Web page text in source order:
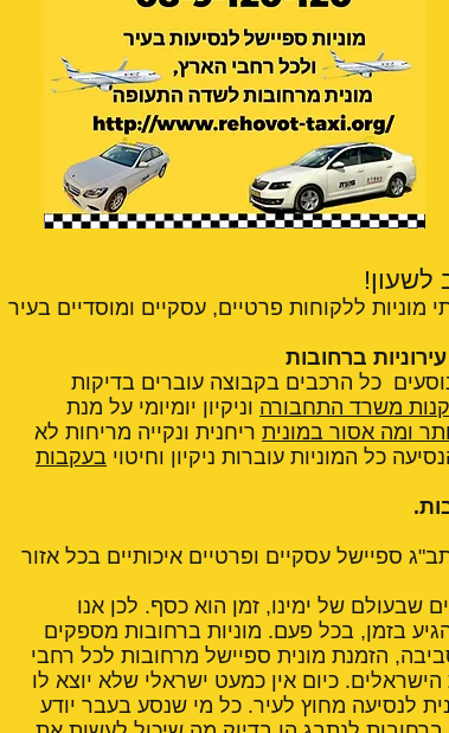
מוניות ללקוחות פרטיים, עסקיים ומוסדיים בעיר
ברחובות
מוניות ברחובות ניתן להשיג מוניות עד 4-6 נוסעים כל הרכבים בקבוצה עוברים בדיקות
משרד התחבורה וניקיון יומיומי על מנת
ומה אסור במונית ריחנית ונקייה מריחות לא
כל המוניות עוברות ניקיון וחיטוי בעקבות
ספיישל עסקיים ופרטיים איכותיים בכל אזור
בלילה אנו יודעים שבעולם של ימינו, זמן הוא כסף. לכן אנו
בזמן, בכל פעם. מוניות ברחובות מספקים
הזמנת מונית ספיישל מרחובות לכל רחבי
כיום אין כמעט ישראלי שלא יוצא לו
לנסיעה מחוץ לעיר. כל מי שנסע בעבר יודע